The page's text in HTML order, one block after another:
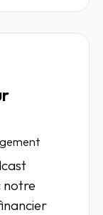
notre